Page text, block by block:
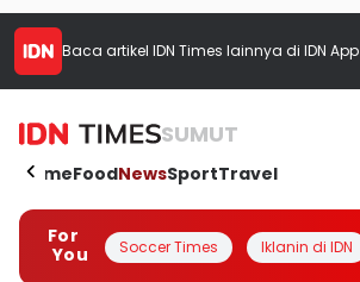
Baca artikel IDN Times lainnya di IDN App
SUMUT
HomeFoodNewsSportTravel
For
You
Soccer Times Iklanin di IDN